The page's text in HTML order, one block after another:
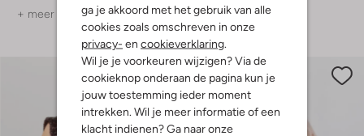
ga je akkoord met het gebruik van alle
cookies zoals omschreven in onze
privacy- en cookieverklaring.
Wil je je voorkeuren wijzigen? Via de
cookieknop onderaan de pagina kun je
jouw toestemming ieder moment
intrekken. Wil je meer informatie of een
klacht indienen? Ga naar onze
+ meer kleuren